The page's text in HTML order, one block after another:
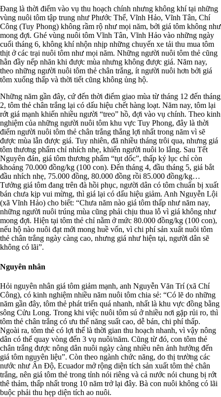
Đang là thời điểm vào vụ thu hoạch chính nhưng không khí tại những
vùng nuôi tôm tập trung như Phước Thể, Vĩnh Hảo, Vĩnh Tân, Chí
Công (Tuy Phong) không rầm rộ như mọi năm, bởi giá tôm không như
mong đợi. Ghé vùng nuôi tôm Vĩnh Tân, Vĩnh Hảo vào những ngày
cuối tháng 6, không khí nhộn nhịp những chuyến xe tải thu mua tôm
thịt ở các trại nuôi tôm như mọi năm. Những người nuôi tôm thẻ cũng
hằn đầy nếp nhăn khi được mùa nhưng không được giá. Năm nay,
theo những người nuôi tôm thẻ chân trắng, ít người nuôi hơn bởi giá
tôm xuống thấp và thời tiết cũng không ủng hộ.
Những năm gần đây, cứ đến thời điểm giao mùa từ tháng 12 đến tháng
2, tôm thẻ chân trắng lại có dấu hiệu chết hàng loạt. Năm nay, tôm lại
rớt giá mạnh khiến nhiều người “treo” hồ, đợi vào vụ chính. Theo kinh
nghiệm của những người nuôi tôm khu vực Tuy Phong, đây là thời
điểm người nuôi tôm thẻ chân trắng thắng lợi nhất trong năm vì sẽ
được mùa lẫn được giá. Tuy nhiên, đã nhiều tháng trôi qua, nhưng giá
tôm thương phẩm chỉ nhích nhẹ, khiến người nuôi lo lắng. Sau Tết
Nguyên đán, giá tôm thương phẩm “tụt dốc”, thấp kỷ lục chỉ còn
khoảng 70.000 đồng/kg (100 con). Đến tháng 4, đầu tháng 5, giá bắt
đầu nhích nhẹ, 75.000 đồng, 80.000 đồng rồi 85.000 đồng/kg…
Tưởng giá tôm đang trên đà hồi phục, người dân có tôm chuẩn bị xuất
bán chưa kịp vui mừng, thì giá lại có dấu hiệu giảm. Anh Nguyễn Lội
(xã Vĩnh Hảo) cho biết: “Chưa năm nào giá tôm thấp như năm nay,
những người nuôi trúng mùa cũng phải chịu thua lỗ vì giá không như
mong đợi. Hiện tại tôm thẻ chỉ nằm ở mức 80.000 đồng/kg (100 con),
nếu hộ nào nuôi đạt mới mong huề vốn, vì chi phí sản xuất nuôi tôm
thẻ chân trắng ngày càng cao, nhưng giá như hiện tại, người dân sẽ
không có lãi”.
Nguyên nhân
Hỏi nguyên nhân giá tôm giảm mạnh, anh Nguyễn Văn Trí (xã Chí
Công), có kinh nghiệm nhiều năm nuôi tôm chia sẻ: “Có lẽ do những
năm gần đây, tôm thẻ phát triển quá nhanh, nhất là khu vực đồng bằng
sông Cửu Long. Trong khi việc nuôi tôm sú ở nhiều nơi gặp rủi ro, thì
tôm thẻ chân trắng có ưu thế năng suất cao, dễ bán, chi phí thấp.
Ngoài ra, tôm thẻ có lợi thế là thời gian thu hoạch nhanh, vì vậy nông
dân có thể quay vòng đến 3 vụ nuôi/năm. Cũng từ đó, con tôm thẻ
chân trắng được nông dân nuôi ngày càng nhiều nên ảnh hưởng đến
giá tôm nguyên liệu”. Còn theo ngành chức năng, do thị trường các
nước như Ấn Độ, Ecuador mở rộng diện tích sản xuất tôm thẻ chân
trắng, nên giá tôm thẻ trong tỉnh nói riêng và cả nước nói chung bị rớt
thê thảm, thấp nhất trong 10 năm trở lại đây. Bà con nuôi không có lãi
buộc phải thu hẹp diện tích ao nuôi.